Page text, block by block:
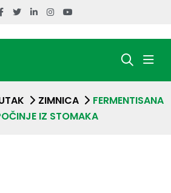
ZIMNICA
FERMENTISANA
IZ STOMAKA